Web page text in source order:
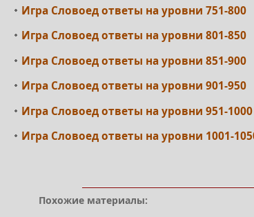
Игра Словоед ответы на уровни 751-800
Игра Словоед ответы на уровни 801-850
Игра Словоед ответы на уровни 851-900
Игра Словоед ответы на уровни 901-950
Игра Словоед ответы на уровни 951-1000
Игра Словоед ответы на уровни 1001-
Похожие материалы: